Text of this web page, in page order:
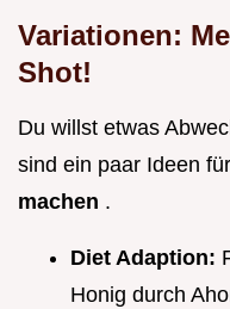
Variationen:
Shot!
Du willst etwas
sind ein paar Ideen für
machen .
Diet Adaption:
Honig durch